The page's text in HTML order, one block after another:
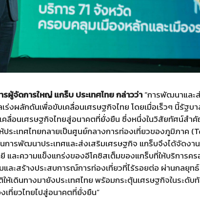
ผู้จัดการใหญ่ แกร็บ ประเทศไทย กล่าวว่า“การพัฒนาและ
ร่งผลักดันเพื่อขับเคลื่อนเศรษฐกิจไทย โดยเมื่อเร็วๆ นี้รัฐบ
เคลื่อนเศรษฐกิจไทยสู่อนาคตที่ยั่งยืน ซึ่งหนึ่งในวิสัยทัศน์ส
ประเทศไทยกลายเป็นศูนย์กลางการท่องเที่ยวของภูมิภาค
การพัฒนาประเทศและส่งเสริมเศรษฐกิจ แกร็บจึงได้จัดงา
และความแข็งแกร่งของอีโคซิสเต็มของแกร็บที่ให้บริการค
มและสร้างประสบการณ์การท่องเที่ยวที่ไร้รอยต่อ ผ่านกลยุทธ์
เดินทางมายังประเทศไทย พร้อมกระตุ้นเศรษฐกิจในระดับ
เที่ยวไทยไปสู่อนาคตที่ยั่งยืน”